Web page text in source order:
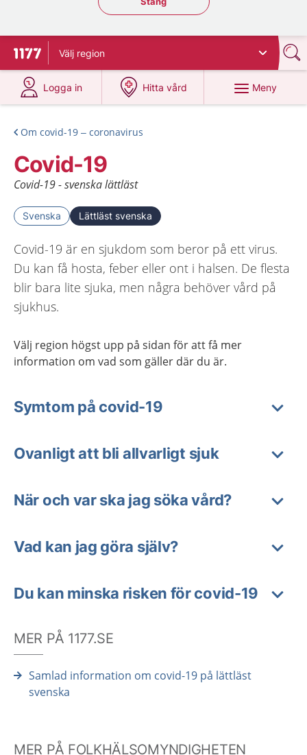
Till startsidan för 1177
Välj region
Logga in
på 1177.se
Hitta vård
på 1177.se
Meny
Om covid-19 – coronavirus
Covid-19
Covid-19 - svenska lättläst
Svenska Lättläst svenska
Covid-19 är en sjukdom som beror på ett virus.
Du kan få hosta, feber eller ont i halsen. De flesta
blir bara lite sjuka, men några behöver vård på
sjukhus.
Välj region högst upp på sidan för att få mer
information om vad som gäller där du är.
Symtom på covid-19
Ovanligt att bli allvarligt sjuk
När och var ska jag söka vård?
Vad kan jag göra själv?
Du kan minska risken för covid-19
MER PÅ 1177.SE
Samlad information om covid-19 på lättläst
svenska
MER PÅ FOLKHÄLSOMYNDIGHETEN